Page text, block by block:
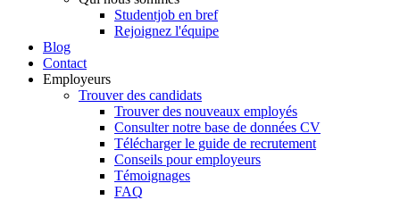
Studentjob en bref
Rejoignez l'équipe
Blog
Contact
Employeurs
Trouver des candidats
Trouver des nouveaux employés
Consulter notre base de données CV
Télécharger le guide de recrutement
Conseils pour employeurs
Témoignages
FAQ